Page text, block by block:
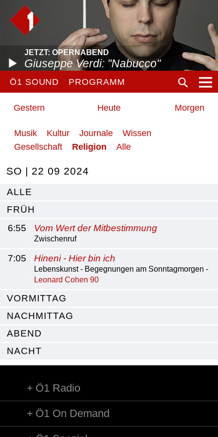
JETZT: OPERNABEND
Giuseppe Verdi: "Nabucco"
Ö1 SOUND PROGRAMM
Gestern Heute Morgen
Musik Kultur Journale
Wissen
Gesellschaft
Religion Alle
SO | 22 09 2024
ALLE
FRÜH
6:55
Vom Wert der Mitbestimmung
Zwischenruf
7:05 Hineni - Hier bin ich
Lebenskunst - Begegnungen am Sonntagmorgen -
Leonard Cohen 90
VORMITTAG
NACHMITTAG
ABEND
NACHT
Ö1 Radio
Ö1 On Demand